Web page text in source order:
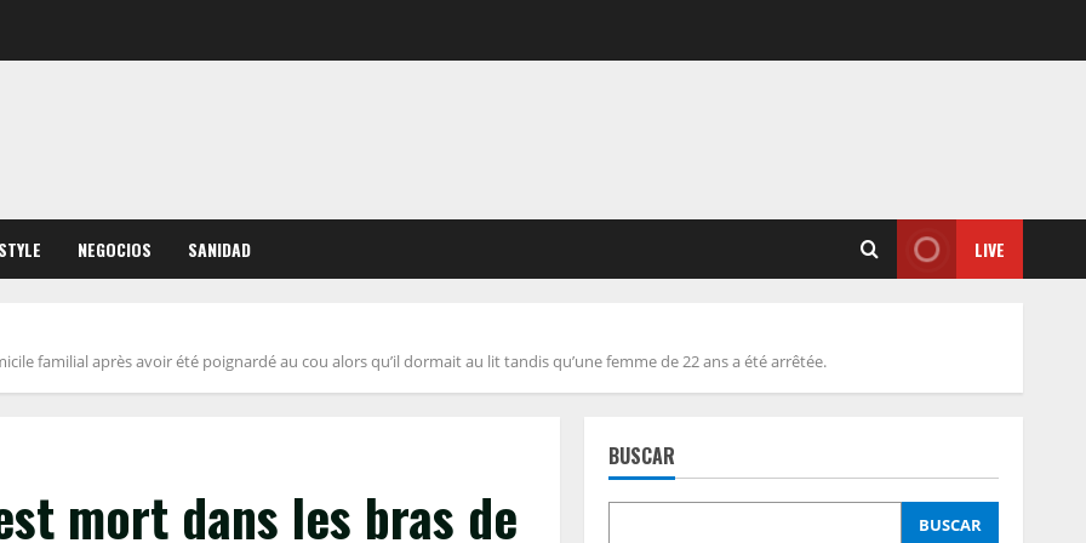
NEGOCIOS SANIDAD LIVE
familial après avoir été poignardé au cou alors qu’il dormait au lit tandis qu’une femme de 22 ans a été arrêtée.
mort dans les bras de
BUSCAR
BUSCAR